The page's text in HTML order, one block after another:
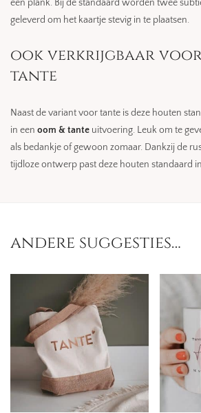
een plank. Bij de standaard worden twee
geleverd om het kaartje stevig in te plaatsen.
ook verkrijgbaar voor
tante
Naast de variant voor tante is deze houten
in een oom & tante uitvoering. Leuk om te
als bedankje of gewoon zomaar. Dankzij de
tijdloze ontwerp past deze houten standaard
andere suggesties…